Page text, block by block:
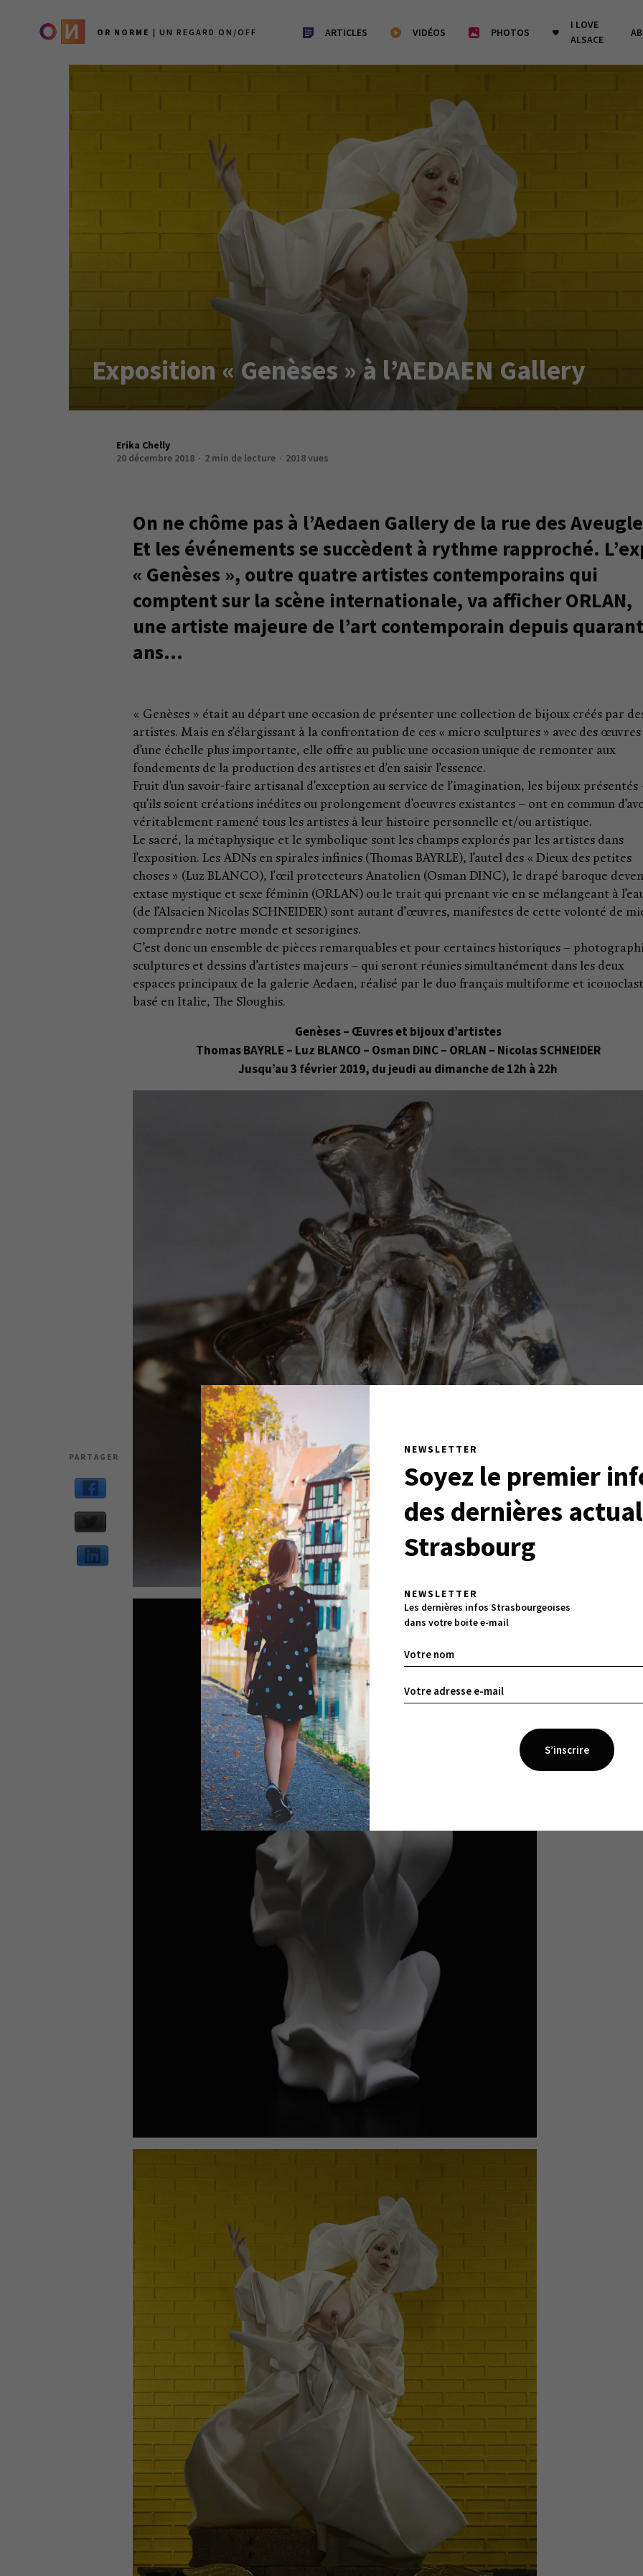
OR NORME | UN REGARD ON/OFF ARTICLES VIDÉOS PHOTOS
I LOVE
ALSACE
NEWSLETTER
Soyez le premier
des dernières
Strasbourg
NEWSLETTER
Les dernières infos Strasbourgeoises
dans votre boite e-mail
Exposition « Genèses » à l’AEDAEN Gallery
Erika Chelly
20 décembre 2018
2 min de lecture 2018 vues
PARTAGER
On ne chôme pas à l’Aedaen Gallery de la rue des
Et les événements se succèdent à rythme rapproché.
« Genèses », outre quatre artistes contemporains qui
comptent sur la scène internationale, va afficher ORLAN,
une artiste majeure de l’art contemporain depuis
ans…
« Genèses » était au départ une occasion de présenter une collection de bijoux créés par
artistes. Mais en s’élargissant à la confrontation de ces « micro sculptures » avec des œuvres
d’une échelle plus importante, elle offre au public une occasion unique de remonter aux
fondements de la production des artistes et d’en saisir l’essence.
Fruit d’un savoir-faire artisanal d’exception au service de l’imagination, les bijoux présentés
qu’ils soient créations inédites ou prolongement d’oeuvres existantes – ont en commun
véritablement ramené tous les artistes à leur histoire personnelle et/ou artistique.
Le sacré, la métaphysique et le symbolique sont les champs explorés par les artistes dans
l’exposition. Les ADNs en spirales infinies (Thomas BAYRLE), l’autel des « Dieux des petites
choses » (Luz BLANCO), l’œil protecteurs Anatolien (Osman DINC), le drapé baroque
extase mystique et sexe féminin (ORLAN) ou le trait qui prenant vie en se mélangeant à
(de l’Alsacien Nicolas SCHNEIDER) sont autant d’œuvres, manifestes de cette volonté de
comprendre notre monde et sesorigines.
C’est donc un ensemble de pièces remarquables et pour certaines historiques –
sculptures et dessins d’artistes majeurs – qui seront réunies simultanément dans les deux
espaces principaux de la galerie Aedaen, réalisé par le duo français multiforme et
basé en Italie, The Sloughis.
Genèses – Œuvres et bijoux d’artistes
Thomas BAYRLE – Luz BLANCO – Osman DINC – ORLAN – Nicolas SCHNEIDER
Jusqu’au 3 février 2019, du jeudi au dimanche de 12h à 22h